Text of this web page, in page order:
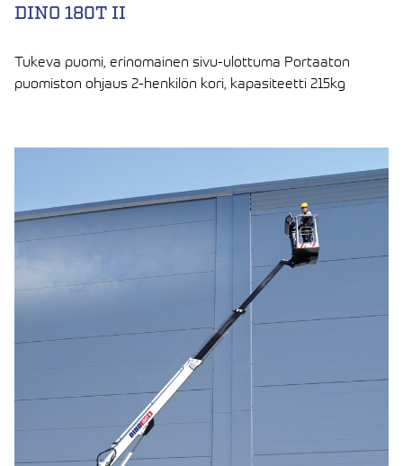
DINO 180T II
Tukeva puomi, erinomainen sivu-ulottuma Portaaton
puomiston ohjaus 2-henkilön kori, kapasiteetti 215kg